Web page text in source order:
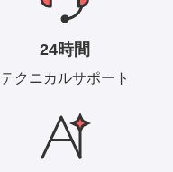
24時間
テクニカルサポート